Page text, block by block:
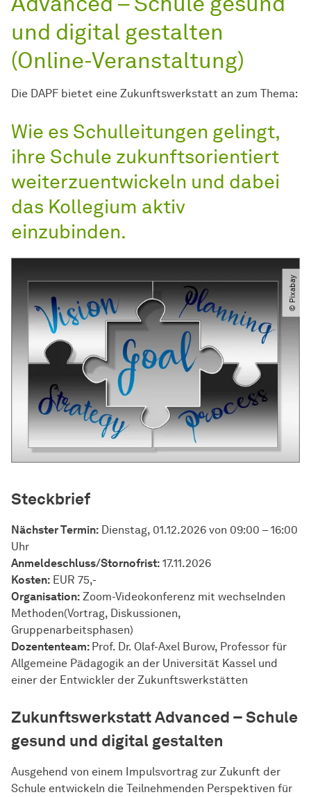
und digital gestalten
(Online-Veranstaltung)
Die DAPF bietet eine Zukunfts­werkstatt an zum Thema:
Wie es Schulleitungen gelingt,
ihre Schule zukunftsorientiert
weiterzuentwickeln und dabei
das Kollegium aktiv
einzubinden.
© Pixabay
Steckbrief
Nächster Termin: Dienstag, 01.12.2026 von 09:00 – 16:00
Uhr
Anmeldeschluss/Stornofrist: 17.11.2026
Kosten: EUR 75,-
Organisation: Zoom-Videokonferenz mit wechselnden
Methoden(Vortrag, Diskussionen,
Gruppenarbeitsphasen)
Dozententeam: Prof. Dr. Olaf-Axel Burow, Professor für
Allgemeine Pädagogik an der Universität Kassel und
einer der Entwickler der Zukunftswerkstätten
Zukunfts­werkstattAdvanced – Schule
gesund und digital gestalten
Ausgehend von einem Impulsvortrag zur Zukunft der
Schule entwickeln die Teilnehmenden Perspektiven für